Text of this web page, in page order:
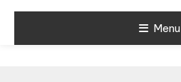
Menu